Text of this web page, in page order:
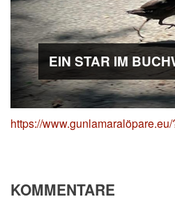
EIN STAR IM
https://
KOMMENTARE